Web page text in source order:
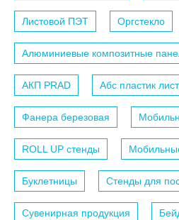
Листовой ПЭТ Оргстекло
Алюминиевые композитные
АКП PRAD Абс пластик
Фанера березовая
ROLL UP стенды
Буклетницы Стенды для
Сувенирная продукция